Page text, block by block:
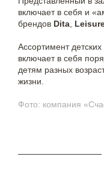
включает в себя и
брендов Dita
Ассортимент
включает в себя
детям разных
жизни.
Фото: компания